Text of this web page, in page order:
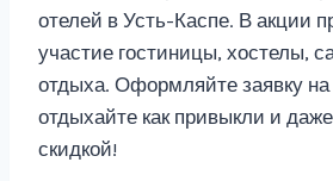
отелей в Усть-Каспе. В акции
участие гостиницы, хостелы,
отдыха. Оформляйте заявку
отдыхайте как привыкли и
скидкой!